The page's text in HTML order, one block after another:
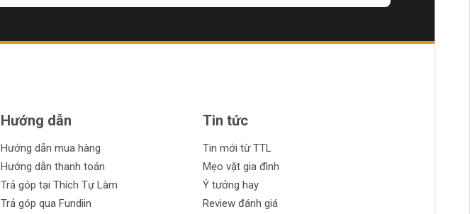
Hướng dẫn
Hướng dẫn mua hàng
Hướng dẫn thanh toán
Trả góp tại Thích Tự Làm
Trả góp qua Fundiin
Tin tức
Tin mới từ TTL
Mẹo vặt gia đình
Ý tưởng hay
Review đánh giá